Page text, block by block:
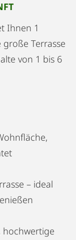
Ihnen 1
große Terrasse
von 1 bis 6
– ideal
hochwertige